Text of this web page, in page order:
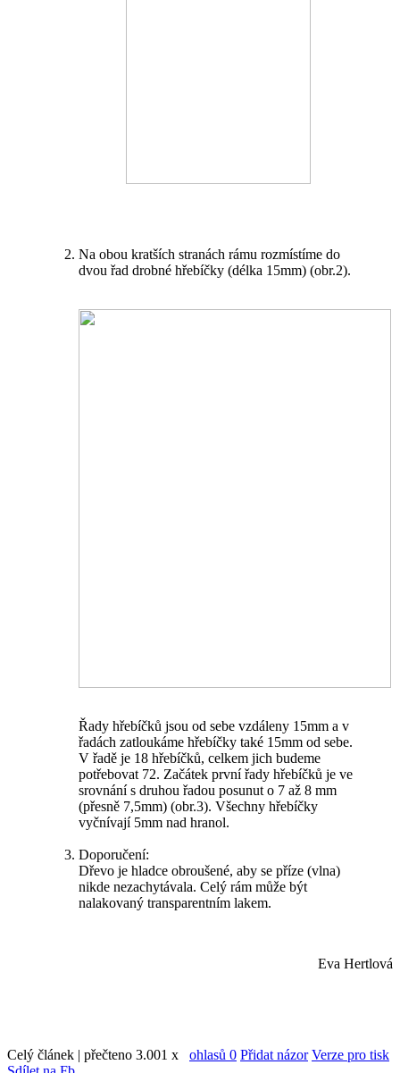
Na obou kratších stranách rámu rozmístíme do
dvou řad drobné hřebíčky (délka 15mm) (obr.2).
Řady hřebíčků jsou od sebe vzdáleny 15mm a v
řadách zatloukáme hřebíčky také 15mm od sebe.
V řadě je 18 hřebíčků, celkem jich budeme
potřebovat 72. Začátek první řady hřebíčků je ve
srovnání s druhou řadou posunut o 7 až 8 mm
(přesně 7,5mm) (obr.3). Všechny hřebíčky
vyčnívají 5mm nad hranol.
Doporučení:
Dřevo je hladce obroušené, aby se příze (vlna)
nikde nezachytávala. Celý rám může být
nalakovaný transparentním lakem.
Eva Hertlová
Celý článek | přečteno 3.001 x ohlasů 0 Přidat názor Verze pro tisk